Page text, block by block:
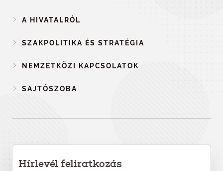
A HIVATALRÓL
SZAKPOLITIKA ÉS STRATÉGIA
NEMZETKÖZI KAPCSOLATOK
SAJTÓSZOBA
Hírlevél feliratkozás